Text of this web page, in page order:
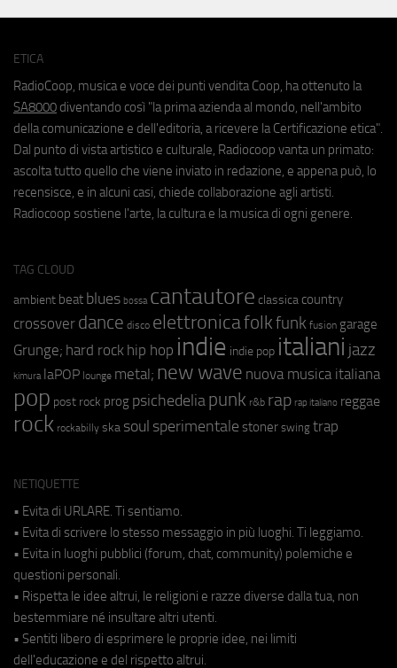
ETICA
RadioCoop, musica e voce dei punti vendita Coop, ha ottenuto la
SA8000 diventando così "la prima azienda al mondo, nell'ambito
della comunicazione e dell'editoria, a ricevere la Certificazione etica".
Dal punto di vista artistico e culturale, Radiocoop vanta un primato:
ascolta tutto quello che viene inviato in redazione, e appena può, lo
recensisce, e in alcuni casi, chiede collaborazione agli artisti.
Radiocoop sostiene l'arte, la cultura e la musica di ogni genere.
TAG CLOUD
ambient beat blues bossa cantautore classica country
crossover dance disco elettronicafolkfunk fusion garage
Grunge; hard rock hip hop indie indie pop italiani jazz
kimura laPOP lounge metal; new wave nuova musica italiana
pop post rock prog psichedeliapunk r&b rap rap italiano reggae
rock rockabilly ska soul sperimentale stoner swing trap
NETIQUETTE
• Evita di URLARE. Ti sentiamo.
• Evita di scrivere lo stesso messaggio in più luoghi. Ti leggiamo.
• Evita in luoghi pubblici (forum, chat, community) polemiche e
questioni personali.
• Rispetta le idee altrui, le religioni e razze diverse dalla tua, non
bestemmiare né insultare altri utenti.
• Sentiti libero di esprimere le proprie idee, nei limiti
dell'educazione e del rispetto altrui.